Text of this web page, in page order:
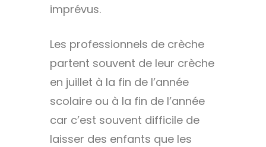
imprévus.
Les professionnels de crèche
partent souvent de leur crèche
en juillet à la fin de l’année
scolaire ou à la fin de l’année
car c’est souvent difficile de
laisser des enfants que les